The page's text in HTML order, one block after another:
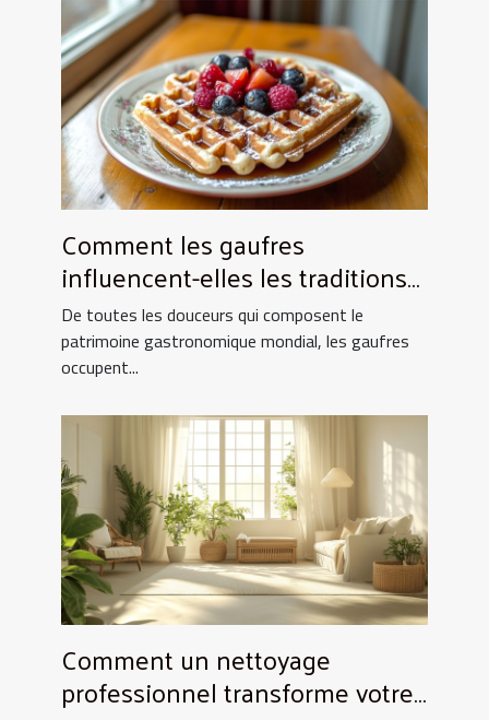
Comment les gaufres
influencent-elles les traditions
culinaires ?
De toutes les douceurs qui composent le
patrimoine gastronomique mondial, les gaufres
occupent...
Comment un nettoyage
professionnel transforme votre